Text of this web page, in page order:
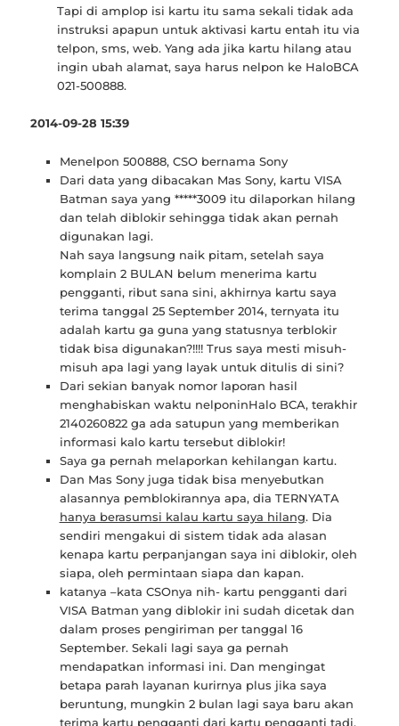
Tapi di amplop isi kartu itu sama sekali tidak ada
instruksi apapun untuk aktivasi kartu entah itu via
telpon, sms, web. Yang ada jika kartu hilang atau
ingin ubah alamat, saya harus nelpon ke HaloBCA
021-500888.
2014-09-28 15:39
Menelpon 500888, CSO bernama Sony
Dari data yang dibacakan Mas Sony, kartu VISA
Batman saya yang *****3009 itu dilaporkan hilang
dan telah diblokir sehingga tidak akan pernah
digunakan lagi.
Nah saya langsung naik pitam, setelah saya
komplain 2 BULAN belum menerima kartu
pengganti, ribut sana sini, akhirnya kartu saya
terima tanggal 25 September 2014, ternyata itu
adalah kartu ga guna yang statusnya terblokir
tidak bisa digunakan?!!!! Trus saya mesti misuh-
misuh apa lagi yang layak untuk ditulis di sini?
Dari sekian banyak nomor laporan hasil
menghabiskan waktu nelponinHalo BCA, terakhir
2140260822 ga ada satupun yang memberikan
informasi kalo kartu tersebut diblokir!
Saya ga pernah melaporkan kehilangan kartu.
Dan Mas Sony juga tidak bisa menyebutkan
alasannya pemblokirannya apa, dia TERNYATA
hanya berasumsi kalau kartu saya hilang. Dia
sendiri mengakui di sistem tidak ada alasan
kenapa kartu perpanjangan saya ini diblokir, oleh
siapa, oleh permintaan siapa dan kapan.
katanya –kata CSOnya nih- kartu pengganti dari
VISA Batman yang diblokir ini sudah dicetak dan
dalam proses pengiriman per tanggal 16
September. Sekali lagi saya ga pernah
mendapatkan informasi ini. Dan mengingat
betapa parah layanan kurirnya plus jika saya
beruntung, mungkin 2 bulan lagi saya baru akan
terima kartu pengganti dari kartu pengganti tadi.